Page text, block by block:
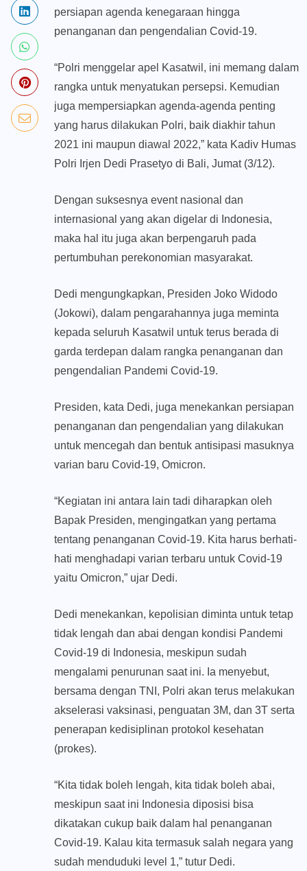
persiapan agenda kenegaraan hingga
penanganan dan pengendalian Covid-19.
“Polri menggelar apel Kasatwil, ini memang dalam
rangka untuk menyatukan persepsi. Kemudian
juga mempersiapkan agenda-agenda penting
yang harus dilakukan Polri, baik diakhir tahun
2021 ini maupun diawal 2022,” kata Kadiv Humas
Polri Irjen Dedi Prasetyo di Bali, Jumat (3/12).
Dengan suksesnya event nasional dan
internasional yang akan digelar di Indonesia,
maka hal itu juga akan berpengaruh pada
pertumbuhan perekonomian masyarakat.
Dedi mengungkapkan, Presiden Joko Widodo
(Jokowi), dalam pengarahannya juga meminta
kepada seluruh Kasatwil untuk terus berada di
garda terdepan dalam rangka penanganan dan
pengendalian Pandemi Covid-19.
Presiden, kata Dedi, juga menekankan persiapan
penanganan dan pengendalian yang dilakukan
untuk mencegah dan bentuk antisipasi masuknya
varian baru Covid-19, Omicron.
“Kegiatan ini antara lain tadi diharapkan oleh
Bapak Presiden, mengingatkan yang pertama
tentang penanganan Covid-19. Kita harus berhati-
hati menghadapi varian terbaru untuk Covid-19
yaitu Omicron,” ujar Dedi.
Dedi menekankan, kepolisian diminta untuk tetap
tidak lengah dan abai dengan kondisi Pandemi
Covid-19 di Indonesia, meskipun sudah
mengalami penurunan saat ini. Ia menyebut,
bersama dengan TNI, Polri akan terus melakukan
akselerasi vaksinasi, penguatan 3M, dan 3T serta
penerapan kedisiplinan protokol kesehatan
(prokes).
“Kita tidak boleh lengah, kita tidak boleh abai,
meskipun saat ini Indonesia diposisi bisa
dikatakan cukup baik dalam hal penanganan
Covid-19. Kalau kita termasuk salah negara yang
sudah menduduki level 1,” tutur Dedi.